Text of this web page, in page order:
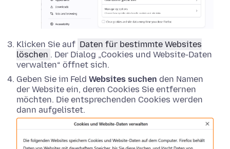
Klicken Sie auf Daten für bestimmte Websites
löschen . Der Dialog „Cookies und Website-Daten
verwalten“ öffnet sich.
Geben Sie im Feld Websites suchen den Namen
der Website ein, deren Cookies Sie entfernen
möchten. Die entsprechenden Cookies werden
dann aufgelistet.